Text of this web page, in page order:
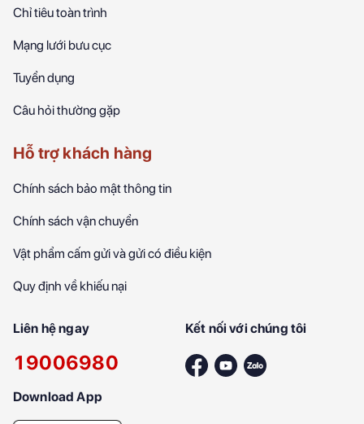
Chỉ tiêu toàn trình
Mạng lưới bưu cục
Tuyển dụng
Câu hỏi thường gặp
Hỗ trợ khách hàng
Chính sách bảo mật thông tin
Chính sách vận chuyển
Vật phẩm cấm gửi và gửi có điều kiện
Quy định về khiếu nại
Liên hệ ngay
19006980
Kết nối với chúng tôi
Download App